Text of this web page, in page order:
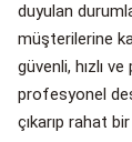
duyulan
müşterilerine
güvenli, hızlı
profesyonel
çıkarıp rahat